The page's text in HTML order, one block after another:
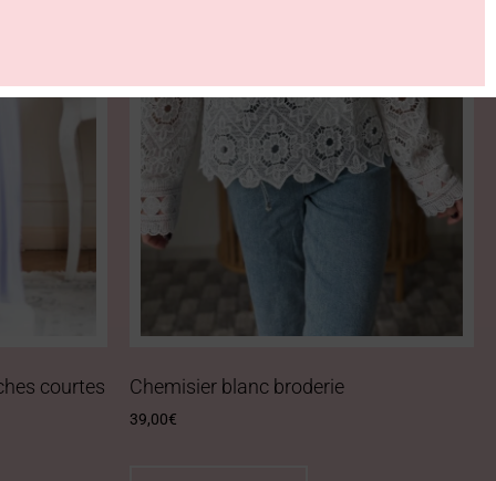
courtes
Chemisier blanc broderie
39,00€